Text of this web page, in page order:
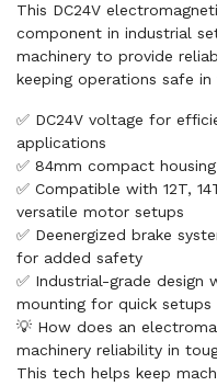
This DC24V
component in industrial
machinery to provide
keeping operations safe
✅ DC24V voltage for
applications
✅ 84mm compact
✅ Compatible with 12T,
versatile motor setups
✅ Deenergized brake
for added safety
✅ Industrial-grade
mounting for quick setups
💡 How does an
machinery reliability in
This tech helps keep